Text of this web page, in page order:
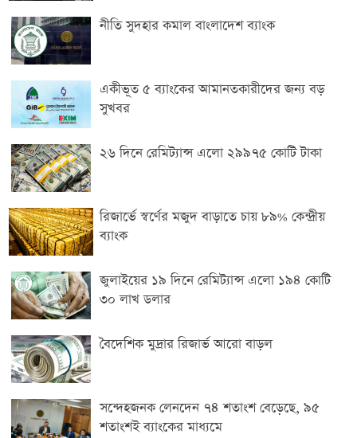
নীতি সুদহার কমাল বাংলাদেশ ব্যাংক
একীভূত ৫ ব্যাংকের আমানতকারীদের জন্য বড়
সুখবর
২৬ দিনে রেমিট্যান্স এলো ২৯৯৭৫ কোটি টাকা
রিজার্ভে স্বর্ণের মজুদ বাড়াতে চায় ৮৯% কেন্দ্রীয়
ব্যাংক
জুলাইয়ের ১৯ দিনে রেমিট্যান্স এলো ১৯৪ কোটি
৩০ লাখ ডলার
বৈদেশিক মুদ্রার রিজার্ভ আরো বাড়ল
সন্দেহজনক লেনদেন ৭৪ শতাংশ বেড়েছে, ৯৫
শতাংশ‌ই ব্যাংকের মাধ্যমে